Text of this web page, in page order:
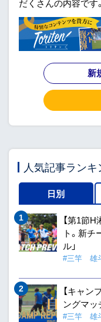
だくさんの内容です
新
人気記事ランキ
日別
【第1節
ト。新
ル」
#三竿 雄
【キャ
ングマ
#三竿 雄